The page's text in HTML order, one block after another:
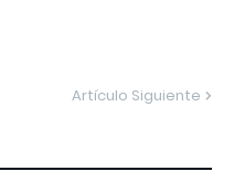
Artículo Siguiente